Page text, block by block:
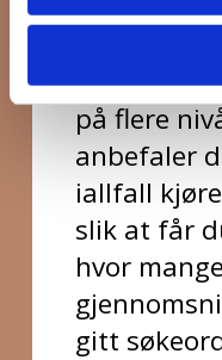
på flere
anbefaler
iallfall
slik at får
hvor
gitt